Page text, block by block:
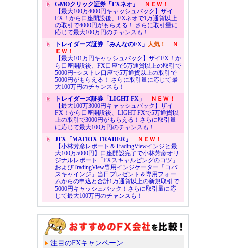
GMOクリック証券「FXネオ」
ＮＥＷ！
【最大100万4000円キャッシュバック】ザイ
FX！から口座開設後、FXネオで1万通貨以上
の取引で4000円がもらえる！ さらに取引量に
応じて最大100万円のチャンスも！
トレイダーズ証券「みんなのFX」 人気！
Ｎ
ＥＷ！
【最大101万円キャッシュバック】ザイFX！か
ら口座開設後、FX口座で5万通貨以上の取引で
5000円+シストレ口座で5万通貨以上の取引で
5000円がもらえる！ さらに取引量に応じて最
大100万円のチャンスも！
トレイダーズ証券「LIGHT FX」
ＮＥＷ！
【最大100万3000円キャッシュバック】ザイ
FX！から口座開設後、LIGHT FXで5万通貨以
上の取引で3000円がもらえる！さらに取引量
に応じて最大100万円のチャンスも！
JFX「MATRIX TRADER」
ＮＥＷ！
【小林芳彦レポート＆TradingViewインジと最
大100万5000円】口座開設完了で小林芳彦オリ
ジナルレポート「FXスキャルピングのコツ」
およびTradingView専用インジケーター「コバ
スキャインジ」当日プレゼント＆専用フォー
ムからの申込と合計1万通貨以上の新規取引で
5000円キャッシュバック！さらに取引量に応
じて最大100万円のチャンスも！
注目のFXキャンペーン